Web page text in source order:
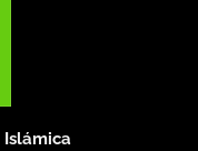
Islámica